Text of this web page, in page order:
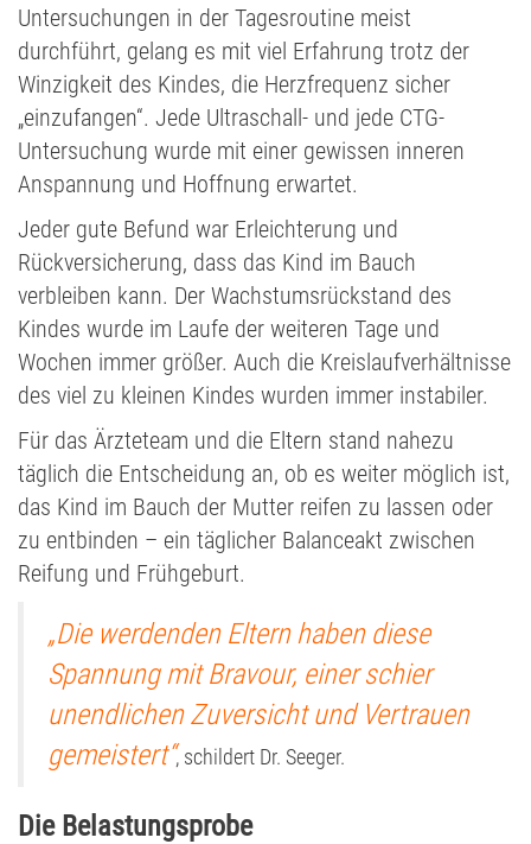
Untersuchungen in der Tagesroutine meist
durchführt, gelang es mit viel Erfahrung trotz der
Winzigkeit des Kindes, die Herzfrequenz sicher
„einzufangen“. Jede Ultraschall- und jede CTG-
Untersuchung wurde mit einer gewissen inneren
Anspannung und Hoffnung erwartet.
Jeder gute Befund war Erleichterung und
Rückversicherung, dass das Kind im Bauch
verbleiben kann. Der Wachstumsrückstand des
Kindes wurde im Laufe der weiteren Tage und
Wochen immer größer. Auch die Kreislaufverhältnisse
des viel zu kleinen Kindes wurden immer instabiler.
Für das Ärzteteam und die Eltern stand nahezu
täglich die Entscheidung an, ob es weiter möglich ist,
das Kind im Bauch der Mutter reifen zu lassen oder
zu entbinden – ein täglicher Balanceakt zwischen
Reifung und Frühgeburt.
„Die werdenden Eltern haben diese
Spannung mit Bravour, einer schier
unendlichen Zuversicht und Vertrauen
gemeistert“, schildert Dr. Seeger.
Die Belastungsprobe